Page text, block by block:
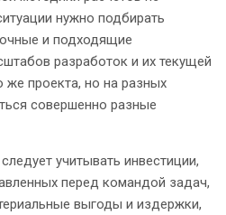
нужно подбирать
и подходящие
разработок и их текущей
же проекта, но на разных
совершенно разные
учитывать инвестиции,
перед командой задач,
выгоды и издержки,